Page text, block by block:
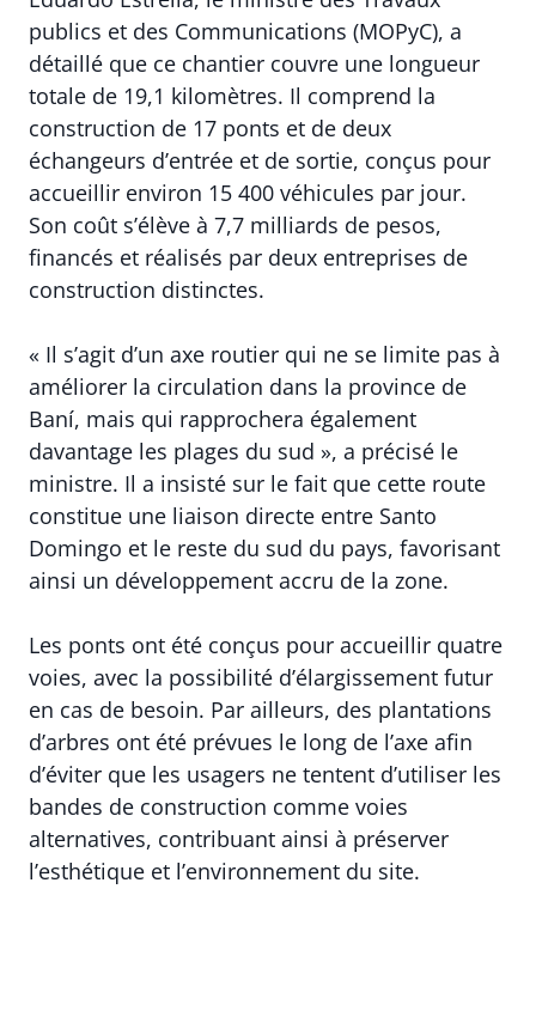
publics et des Communications (MOPyC), a
détaillé que ce chantier couvre une longueur
totale de 19,1 kilomètres. Il comprend la
construction de 17 ponts et de deux
échangeurs d’entrée et de sortie, conçus pour
accueillir environ 15 400 véhicules par jour.
Son coût s’élève à 7,7 milliards de pesos,
financés et réalisés par deux entreprises de
construction distinctes.
« Il s’agit d’un axe routier qui ne se limite pas à
améliorer la circulation dans la province de
Baní, mais qui rapprochera également
davantage les plages du sud », a précisé le
ministre. Il a insisté sur le fait que cette route
constitue une liaison directe entre Santo
Domingo et le reste du sud du pays, favorisant
ainsi un développement accru de la zone.
Les ponts ont été conçus pour accueillir quatre
voies, avec la possibilité d’élargissement futur
en cas de besoin. Par ailleurs, des plantations
d’arbres ont été prévues le long de l’axe afin
d’éviter que les usagers ne tentent d’utiliser les
bandes de construction comme voies
alternatives, contribuant ainsi à préserver
l’esthétique et l’environnement du site.